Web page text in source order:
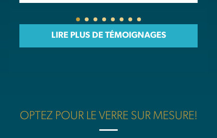
LIRE PLUS DE TÉMOIGNAGES
OPTEZ POUR LE VERRE SUR MESURE!